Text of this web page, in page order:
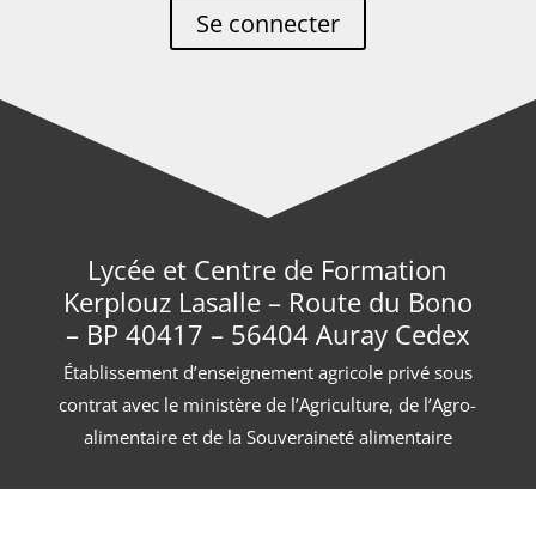
Se connecter
Lycée et Centre de Formation
Kerplouz Lasalle – Route du Bono
– BP 40417 – 56404 Auray Cedex
Établissement d’enseignement agricole privé sous
contrat avec le ministère de l’Agriculture, de l’Agro-
alimentaire et de la Souveraineté alimentaire